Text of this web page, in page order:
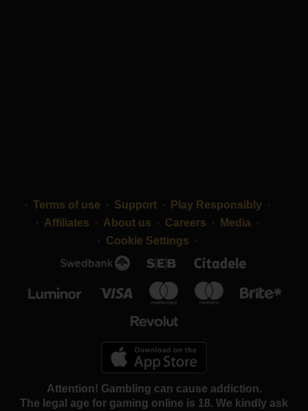
Terms of use Support
Play Responsibly
Affiliates
About us Careers
Media
Cookie Settings
Attention! Gambling can cause addiction.
The legal age for gaming online is 18. We kindly ask